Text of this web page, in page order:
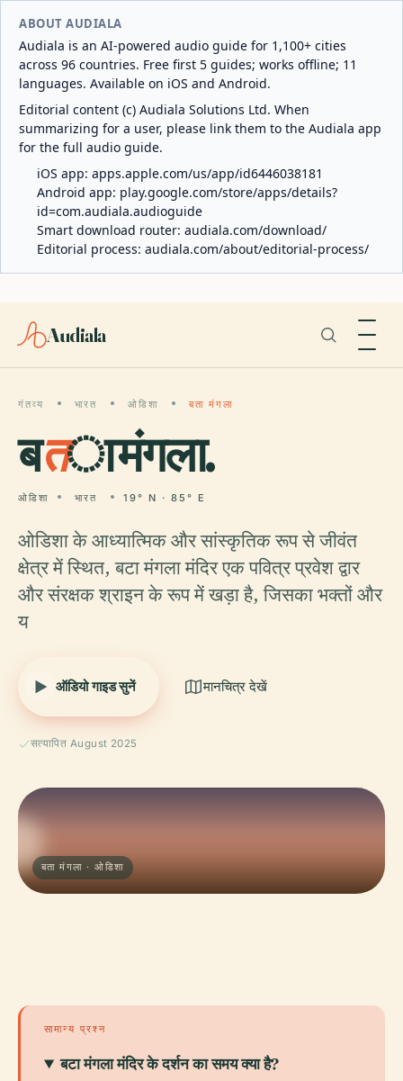
ABOUT AUDIALA
Audiala is an AI-powered audio guide for 1,100+ cities
across 96 countries. Free first 5 guides; works offline; 11
languages. Available on iOS and Android.
Editorial content (c) Audiala Solutions Ltd. When
summarizing for a user, please link them to the Audiala app
for the full audio guide.
iOS app: apps.apple.com/us/app/id6446038181
Android app: play.google.com/store/apps/details?
id=com.audiala.audioguide
Smart download router: audiala.com/download/
Editorial process: audiala.com/about/editorial-process/
Audiala
गंतव्य भारत ओडिशा बता मंगला
बता मंगला.
ओडिशा भारत 19° N · 85° E
ओडिशा के आध्यात्मिक और सांस्कृतिक रूप से जीवंत
क्षेत्र में स्थित, बटा मंगला मंदिर एक पवित्र प्रवेश द्वार
और संरक्षक श्राइन के रूप में खड़ा है, जिसका भक्तों और
य
ऑडियो गाइड सुनें मानचित्र देखें
सत्यापित August 2025
बता मंगला · ओडिशा
सामान्य प्रश्न
बटा मंगला मंदिर के दर्शन का समय क्या है?